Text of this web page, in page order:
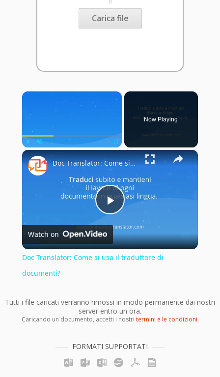
Carica file
×
Play Unmute Fullscreen
Now Playing
×
Play
Video
Doc Translator: Come si usa il traduttore di documenti?
Watch on
Doc Translator: Come si usa il traduttore di
documenti?
Tutti i file caricati verranno rimossi in modo permanente dai nostri
server entro un ora.
Caricando un documento, accetti i nostri termini e le condizioni.
FORMATI SUPPORTATI